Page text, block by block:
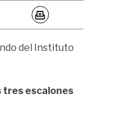
del Instituto
tres escalones